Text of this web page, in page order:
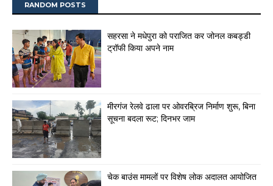
RANDOM POSTS
सहरसा ने मधेपुरा को पराजित कर जोनल कबड्डी
ट्रॉफी किया अपने नाम
मीरगंज रेलवे ढाला पर ओवरब्रिज निर्माण शुरू, बिना
सूचना बदला रूट; दिनभर जाम
चेक बाउंस मामलों पर विशेष लोक अदालत आयोजित